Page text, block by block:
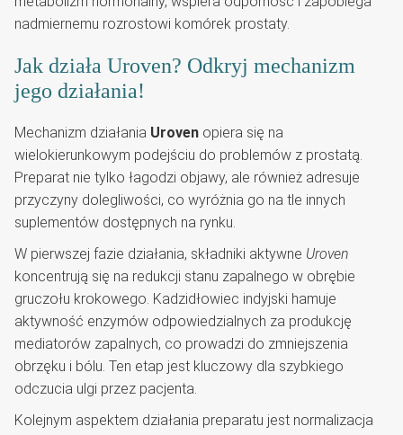
nadmiernemu rozrostowi komórek prostaty.
Jak działa Uroven? Odkryj mechanizm
jego działania!
Mechanizm działania Uroven opiera się na
wielokierunkowym podejściu do problemów z prostatą.
Preparat nie tylko łagodzi objawy, ale również adresuje
przyczyny dolegliwości, co wyróżnia go na tle innych
suplementów dostępnych na rynku.
W pierwszej fazie działania, składniki aktywne Uroven
koncentrują się na redukcji stanu zapalnego w obrębie
gruczołu krokowego. Kadzidłowiec indyjski hamuje
aktywność enzymów odpowiedzialnych za produkcję
mediatorów zapalnych, co prowadzi do zmniejszenia
obrzęku i bólu. Ten etap jest kluczowy dla szybkiego
odczucia ulgi przez pacjenta.
Kolejnym aspektem działania preparatu jest normalizacja